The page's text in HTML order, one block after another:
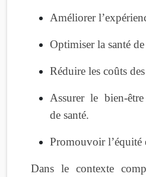
Améliorer
Optimiser la santé
Réduire les coûts
Assurer le bien-
de santé.
Promouvoir l’équité
Dans le contexte